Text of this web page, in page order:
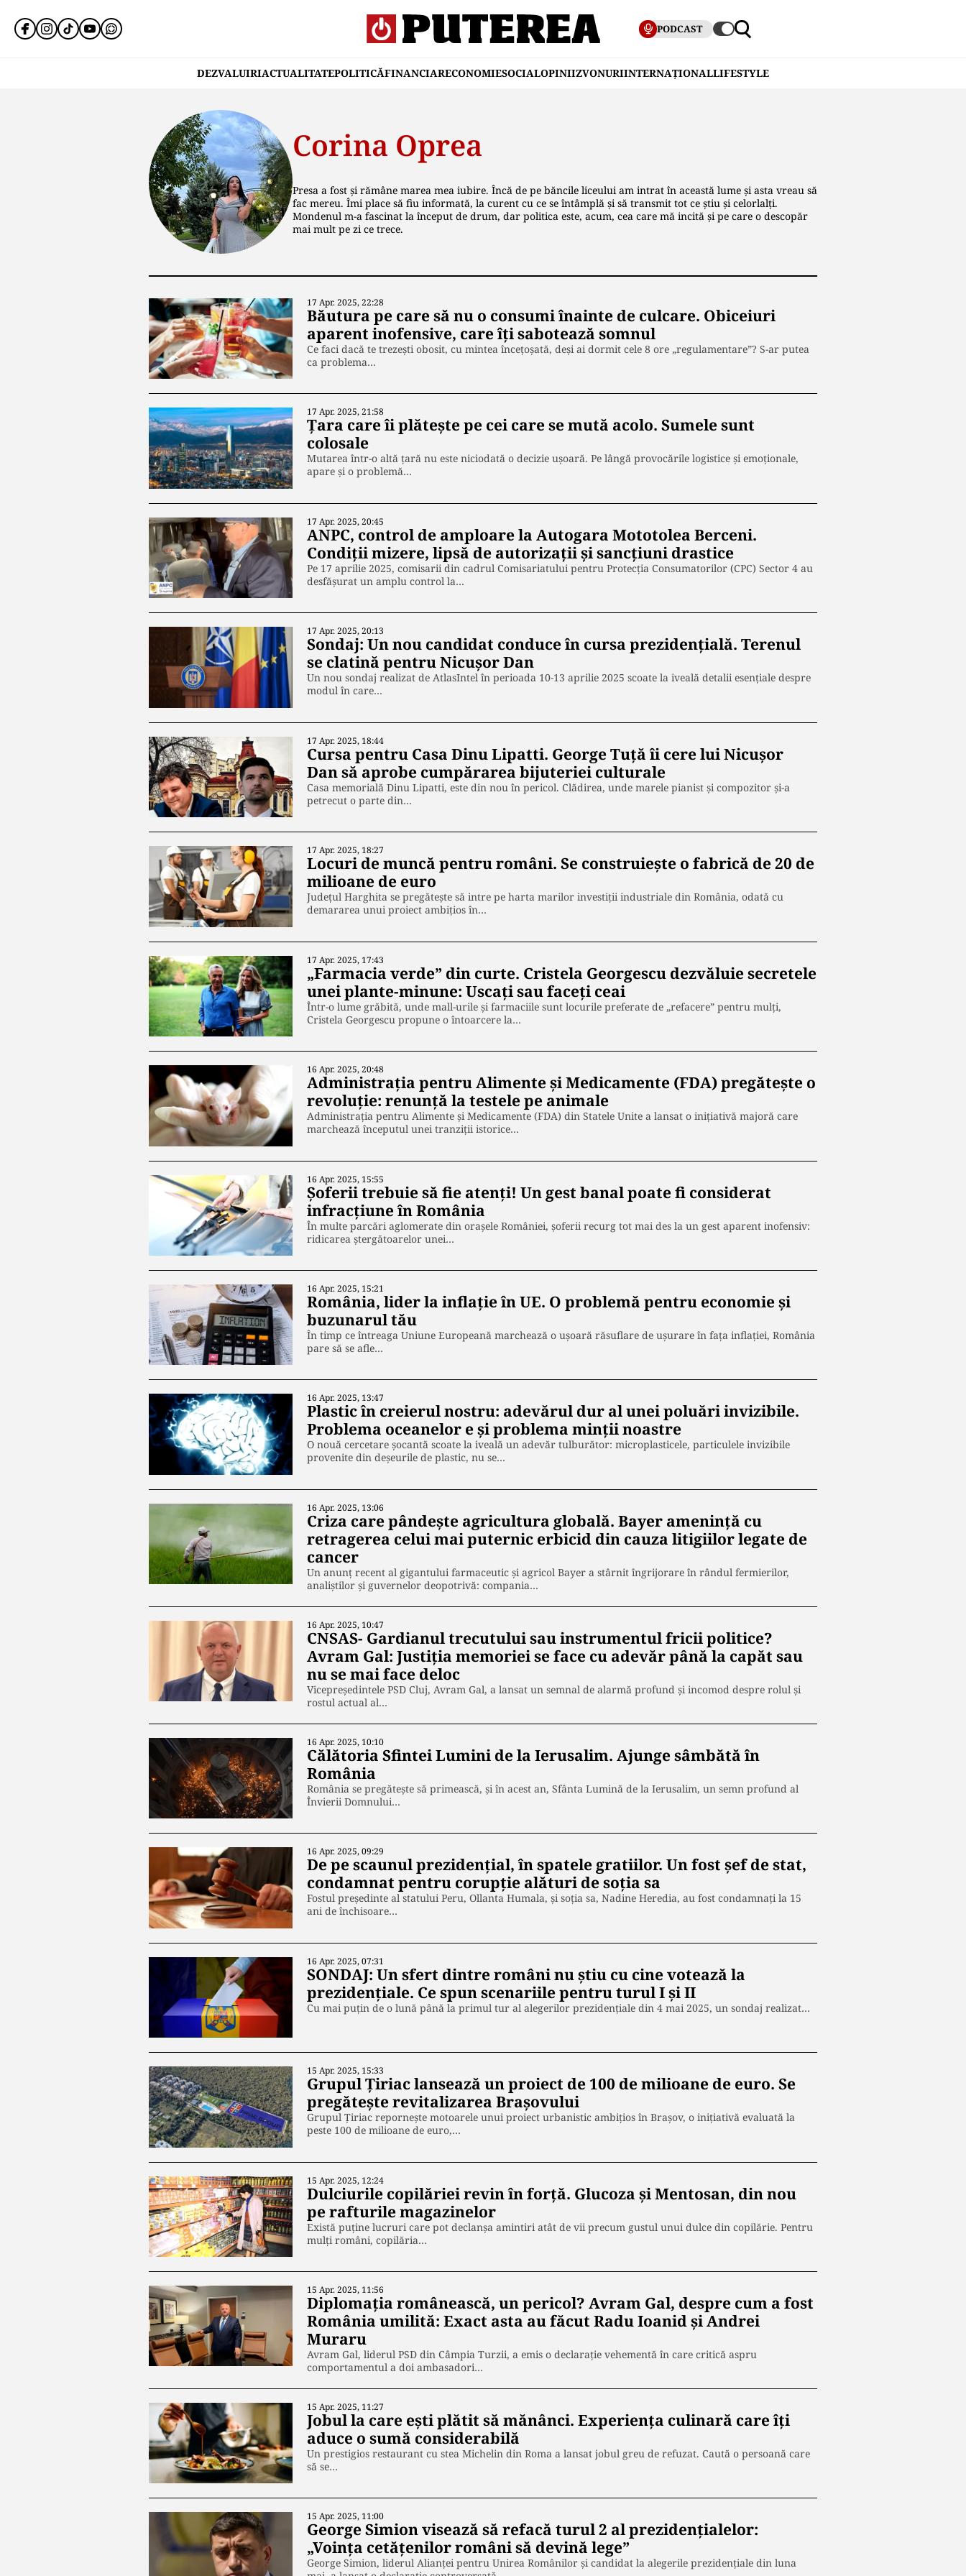
PODCAST
DEZVALUIRIACTUALITATEPOLITICĂFINANCIARECONOMIESOCIALOPINIIZVONURIINTERNAȚIONALLIFESTYLE
Corina Oprea
Presa a fost și rămâne marea mea iubire. Încă de pe băncile liceului am intrat în această lume și asta vreau să
fac mereu. Îmi place să fiu informată, la curent cu ce se întâmplă și să transmit tot ce știu și celorlalți.
Mondenul m-a fascinat la început de drum, dar politica este, acum, cea care mă incită și pe care o descopăr
mai mult pe zi ce trece.
17 Apr. 2025, 22:28
Băutura pe care să nu o consumi înainte de culcare. Obiceiuri
aparent inofensive, care îți sabotează somnul
Ce faci dacă te trezești obosit, cu mintea încețoșată, deși ai dormit cele 8 ore „regulamentare”? S-ar putea
ca problema…
17 Apr. 2025, 21:58
Țara care îi plătește pe cei care se mută acolo. Sumele sunt
colosale
Mutarea într-o altă țară nu este niciodată o decizie ușoară. Pe lângă provocările logistice și emoționale,
apare și o problemă…
17 Apr. 2025, 20:45
ANPC, control de amploare la Autogara Mototolea Berceni.
Condiții mizere, lipsă de autorizații și sancțiuni drastice
Pe 17 aprilie 2025, comisarii din cadrul Comisariatului pentru Protecția Consumatorilor (CPC) Sector 4 au
desfășurat un amplu control la…
17 Apr. 2025, 20:13
Sondaj: Un nou candidat conduce în cursa prezidențială. Terenul
se clatină pentru Nicușor Dan
Un nou sondaj realizat de AtlasIntel în perioada 10-13 aprilie 2025 scoate la iveală detalii esențiale despre
modul în care…
17 Apr. 2025, 18:44
Cursa pentru Casa Dinu Lipatti. George Tuţă îi cere lui Nicuşor
Dan să aprobe cumpărarea bijuteriei culturale
Casa memorială Dinu Lipatti, este din nou în pericol. Clădirea, unde marele pianist și compozitor și-a
petrecut o parte din…
17 Apr. 2025, 18:27
Locuri de muncă pentru români. Se construiește o fabrică de 20 de
milioane de euro
Județul Harghita se pregătește să intre pe harta marilor investiții industriale din România, odată cu
demararea unui proiect ambițios în…
17 Apr. 2025, 17:43
„Farmacia verde” din curte. Cristela Georgescu dezvăluie secretele
unei plante-minune: Uscați sau faceți ceai
Într-o lume grăbită, unde mall-urile și farmaciile sunt locurile preferate de „refacere” pentru mulți,
Cristela Georgescu propune o întoarcere la…
16 Apr. 2025, 20:48
Administrația pentru Alimente și Medicamente (FDA) pregătește o
revoluție: renunță la testele pe animale
Administrația pentru Alimente și Medicamente (FDA) din Statele Unite a lansat o inițiativă majoră care
marchează începutul unei tranziții istorice…
16 Apr. 2025, 15:55
Șoferii trebuie să fie atenți! Un gest banal poate fi considerat
infracțiune în România
În multe parcări aglomerate din orașele României, șoferii recurg tot mai des la un gest aparent inofensiv:
ridicarea ștergătoarelor unei…
16 Apr. 2025, 15:21
România, lider la inflație în UE. O problemă pentru economie și
buzunarul tău
În timp ce întreaga Uniune Europeană marchează o ușoară răsuflare de ușurare în fața inflației, România
pare să se afle…
16 Apr. 2025, 13:47
Plastic în creierul nostru: adevărul dur al unei poluări invizibile.
Problema oceanelor e și problema minții noastre
O nouă cercetare șocantă scoate la iveală un adevăr tulburător: microplasticele, particulele invizibile
provenite din deșeurile de plastic, nu se…
16 Apr. 2025, 13:06
Criza care pândește agricultura globală. Bayer amenință cu
retragerea celui mai puternic erbicid din cauza litigiilor legate de
cancer
Un anunț recent al gigantului farmaceutic și agricol Bayer a stârnit îngrijorare în rândul fermierilor,
analiștilor și guvernelor deopotrivă: compania…
16 Apr. 2025, 10:47
CNSAS- Gardianul trecutului sau instrumentul fricii politice?
Avram Gal: Justiția memoriei se face cu adevăr până la capăt sau
nu se mai face deloc
Vicepreședintele PSD Cluj, Avram Gal, a lansat un semnal de alarmă profund și incomod despre rolul și
rostul actual al…
16 Apr. 2025, 10:10
Călătoria Sfintei Lumini de la Ierusalim. Ajunge sâmbătă în
România
România se pregătește să primească, și în acest an, Sfânta Lumină de la Ierusalim, un semn profund al
Învierii Domnului…
16 Apr. 2025, 09:29
De pe scaunul prezidențial, în spatele gratiilor. Un fost șef de stat,
condamnat pentru corupție alături de soția sa
Fostul președinte al statului Peru, Ollanta Humala, și soția sa, Nadine Heredia, au fost condamnați la 15
ani de închisoare…
16 Apr. 2025, 07:31
SONDAJ: Un sfert dintre români nu știu cu cine votează la
prezidențiale. Ce spun scenariile pentru turul I și II
Cu mai puțin de o lună până la primul tur al alegerilor prezidențiale din 4 mai 2025, un sondaj realizat…
15 Apr. 2025, 15:33
Grupul Țiriac lansează un proiect de 100 de milioane de euro. Se
pregătește revitalizarea Brașovului
Grupul Țiriac repornește motoarele unui proiect urbanistic ambițios în Brașov, o inițiativă evaluată la
peste 100 de milioane de euro,…
15 Apr. 2025, 12:24
Dulciurile copilăriei revin în forță. Glucoza și Mentosan, din nou
pe rafturile magazinelor
Există puține lucruri care pot declanșa amintiri atât de vii precum gustul unui dulce din copilărie. Pentru
mulți români, copilăria…
15 Apr. 2025, 11:56
Diplomația românească, un pericol? Avram Gal, despre cum a fost
România umilită: Exact asta au făcut Radu Ioanid și Andrei
Muraru
Avram Gal, liderul PSD din Câmpia Turzii, a emis o declarație vehementă în care critică aspru
comportamentul a doi ambasadori…
15 Apr. 2025, 11:27
Jobul la care ești plătit să mănânci. Experiența culinară care îți
aduce o sumă considerabilă
Un prestigios restaurant cu stea Michelin din Roma a lansat jobul greu de refuzat. Caută o persoană care
să se…
15 Apr. 2025, 11:00
George Simion visează să refacă turul 2 al prezidențialelor:
„Voinţa cetăţenilor români să devină lege”
George Simion, liderul Alianței pentru Unirea Românilor și candidat la alegerile prezidențiale din luna